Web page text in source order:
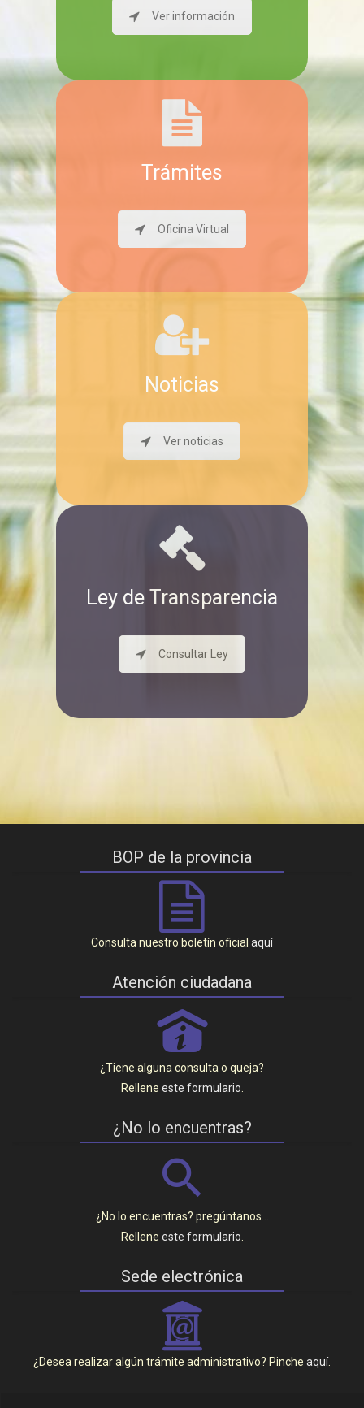
Ver información
Trámites
Oficina Virtual
Noticias
Ver noticias
Ley de Transparencia
Consultar Ley
BOP de la provincia
Consulta nuestro boletín oficial aquí
Atención ciudadana
P
¿Tiene alguna consulta o queja?
Rellene este formulario
¿No lo encuentras?
¿No lo encuentras? pregúntanos…
Rellene este formulario
Sede electrónica
_
¿Desea realizar algún trámite administrativo? Pinche aquí.